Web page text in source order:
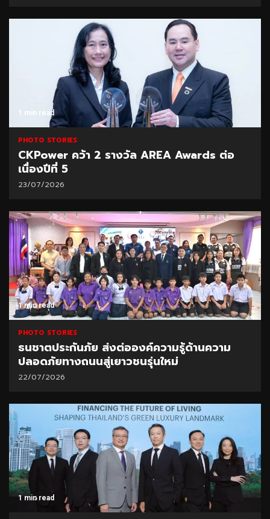
1 min read
PHOTO STORIES
CKPower คว้า 2 รางวัล AREA Awards ต่อ
เนื่องปีที่ 5
23/07/2026
1 min read
PHOTO STORIES
ธนชาตประกันภัย ส่งต่อองค์ความรู้ด้านความ
ปลอดภัยทางถนนสู่เยาวชนรุ่นใหม่
22/07/2026
1 min read